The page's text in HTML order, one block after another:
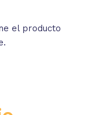
el producto